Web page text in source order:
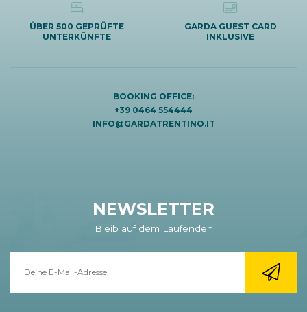
ÜBER 500 GEPRÜFTE
UNTERKÜNFTE
GARDA GUEST CARD
INKLUSIVE
BOOKING OFFICE:
+39 0464 554444
INFO@GARDATRENTINO.IT
NEWSLETTER
Bleib auf dem Laufenden